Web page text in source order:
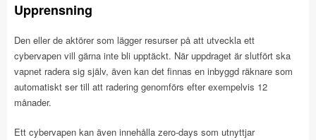
Upprensning
Den eller de aktörer som lägger resurser på att utveckla ett
cybervapen vill gärna inte bli upptäckt. När uppdraget är slutfört ska
vapnet radera sig själv, även kan det finnas en inbyggd räknare som
automatiskt ser till att radering genomförs efter exempelvis 12
månader.
Ett cybervapen kan även innehålla zero-days som utnyttjar